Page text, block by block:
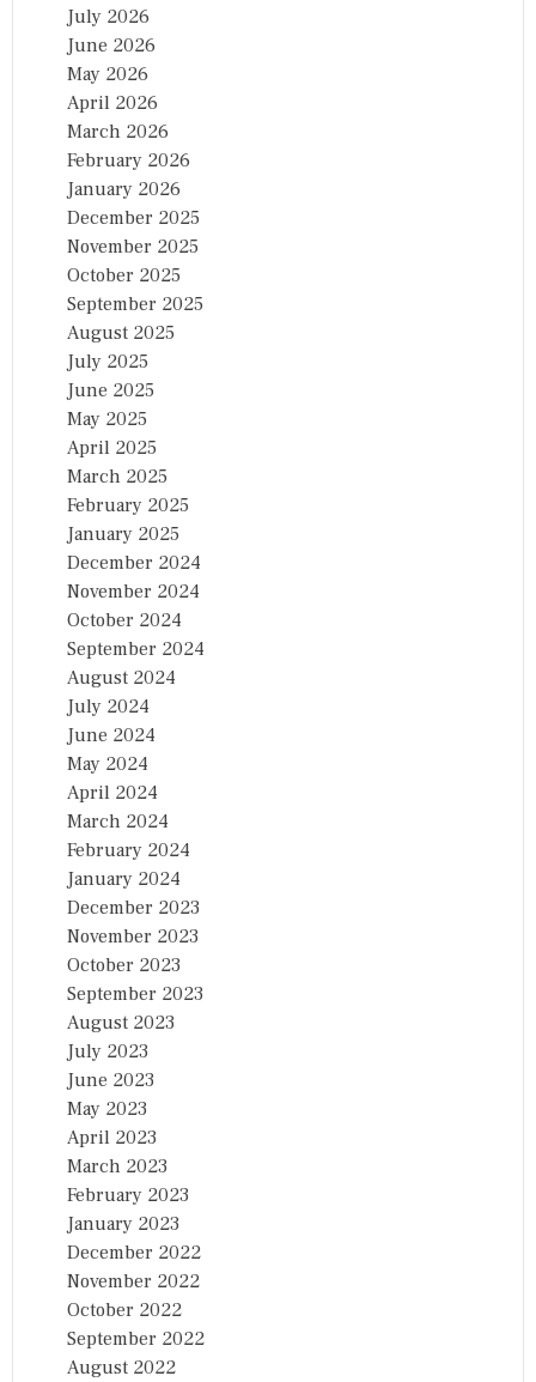
July 2026
June 2026
May 2026
April 2026
March 2026
February 2026
January 2026
December 2025
November 2025
October 2025
September 2025
August 2025
July 2025
June 2025
May 2025
April 2025
March 2025
February 2025
January 2025
December 2024
November 2024
October 2024
September 2024
August 2024
July 2024
June 2024
May 2024
April 2024
March 2024
February 2024
January 2024
December 2023
November 2023
October 2023
September 2023
August 2023
July 2023
June 2023
May 2023
April 2023
March 2023
February 2023
January 2023
December 2022
November 2022
October 2022
September 2022
August 2022